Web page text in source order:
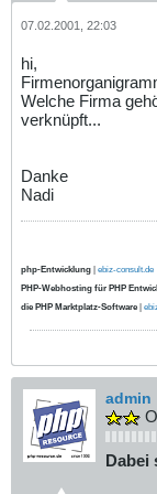
07.02.2001, 22:03
hi,
Welche Firma
verknüpft...
Danke
Nadi
php-Entwicklung | ebiz-consult.de
PHP-Webhosting für PHP
die PHP Marktplatz-Software |
admin
Dabei